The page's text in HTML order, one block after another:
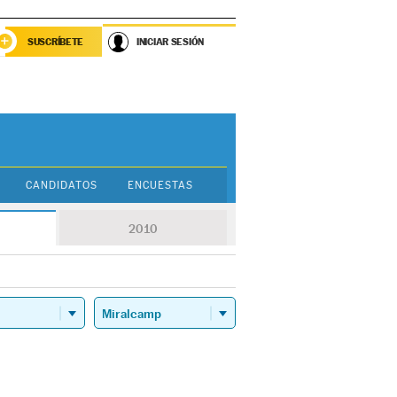
SUSCRÍBETE INICIAR SESIÓN
CANDIDATOS ENCUESTAS
2010